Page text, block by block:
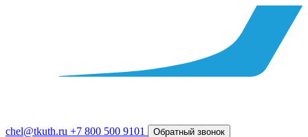
chel@tkuth.ru +7 800 500 9101 Обратный звонок